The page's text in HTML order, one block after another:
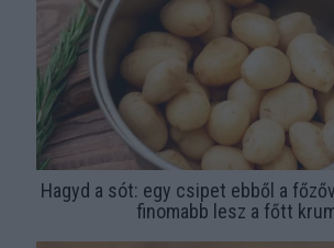
Hagyd a sót: egy csipet ebből a
finomabb lesz a főtt